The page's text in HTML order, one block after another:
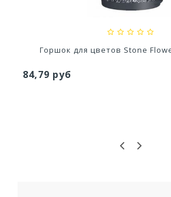
Горшок для цветов Stone
84,79 руб